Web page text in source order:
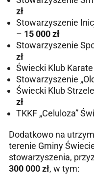
zł
Stowarzyszenie
– 15 000 zł
Stowarzyszenie
zł
Świecki Klub
Stowarzyszenie
Świecki Klub
zł
TKKF „Celuloza”
Dodatkowo na
terenie Gminy
stowarzyszenia,
300 000 zł, w tym: